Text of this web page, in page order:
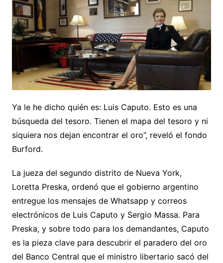
Ya le he dicho quién es: Luis Caputo. Esto es una
búsqueda del tesoro. Tienen el mapa del tesoro y ni
siquiera nos dejan encontrar el oro”, reveló el fondo
Burford.
La jueza del segundo distrito de Nueva York,
Loretta Preska, ordenó que el gobierno argentino
entregue los mensajes de Whatsapp y correos
electrónicos de Luis Caputo y Sergio Massa. Para
Preska, y sobre todo para los demandantes, Caputo
es la pieza clave para descubrir el paradero del oro
del Banco Central que el ministro libertario sacó del